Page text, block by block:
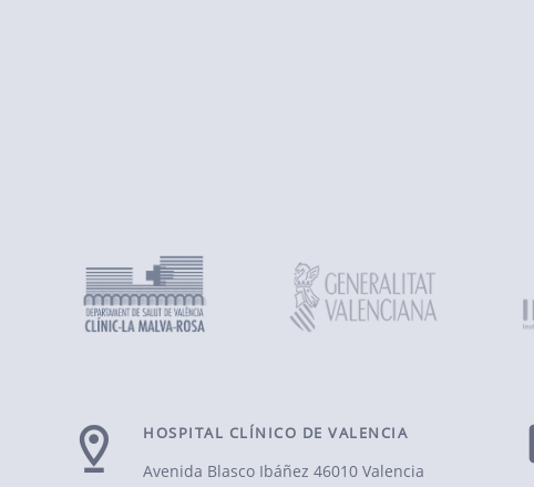
HOSPITAL CLÍNICO DE VALENCIA
Avenida Blasco Ibáñez 46010 Valencia